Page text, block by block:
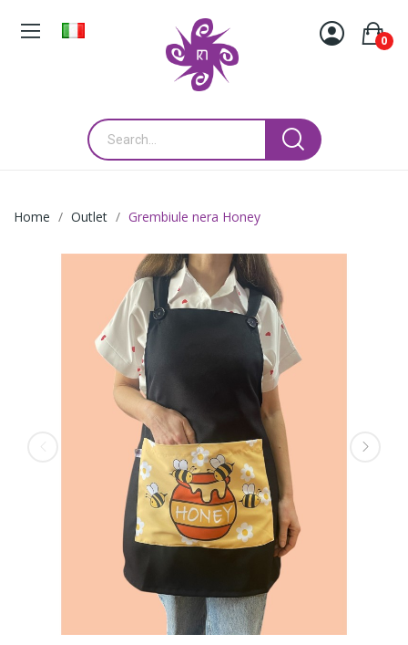
0
Home Outlet Grembiule nera Honey